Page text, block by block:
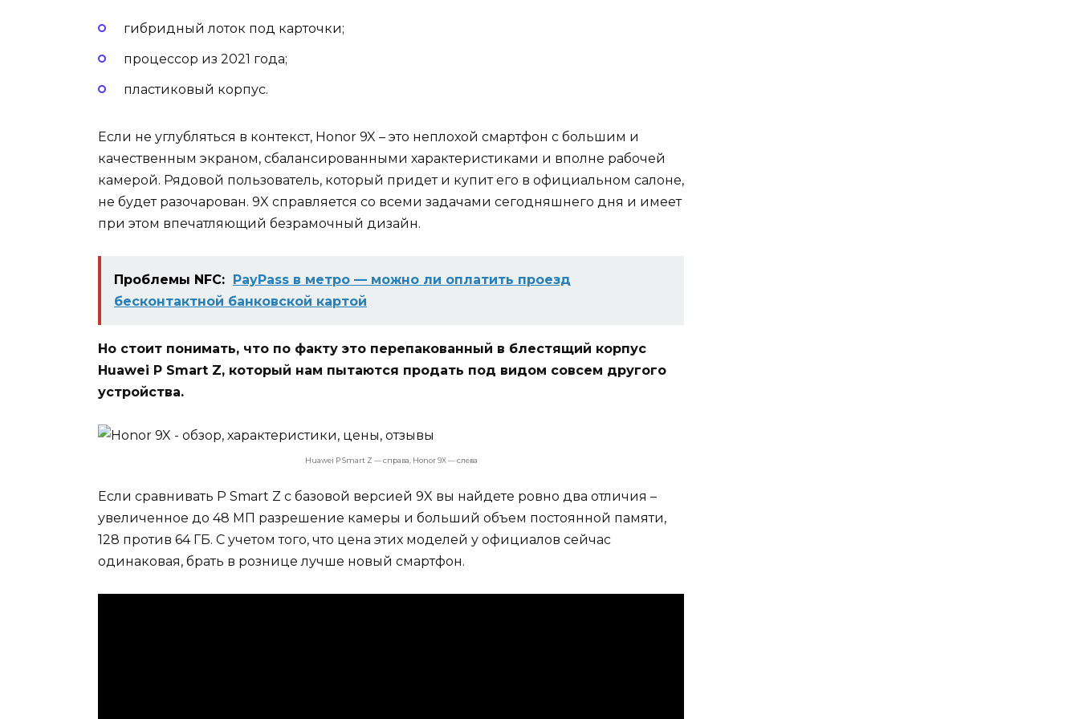
гибридный лоток под карточки;
процессор из 2021 года;
пластиковый корпус.
Если не углубляться в контекст, Honor 9X – это неплохой смартфон с большим и
качественным экраном, сбалансированными характеристиками и вполне рабочей
камерой. Рядовой пользователь, который придет и купит его в официальном салоне,
не будет разочарован. 9X справляется со всеми задачами сегодняшнего дня и имеет
при этом впечатляющий безрамочный дизайн.
Проблемы NFC: PayPass в метро — можно ли оплатить проезд
бесконтактной банковской картой
Но стоит понимать, что по факту это перепакованный в блестящий корпус
Huawei P Smart Z, который нам пытаются продать под видом совсем другого
устройства.
Huawei P Smart Z — справа, Honor 9X — слева
Если сравнивать P Smart Z с базовой версией 9X вы найдете ровно два отличия –
увеличенное до 48 МП разрешение камеры и больший объем постоянной памяти,
128 против 64 ГБ. С учетом того, что цена этих моделей у официалов сейчас
одинаковая, брать в рознице лучше новый смартфон.